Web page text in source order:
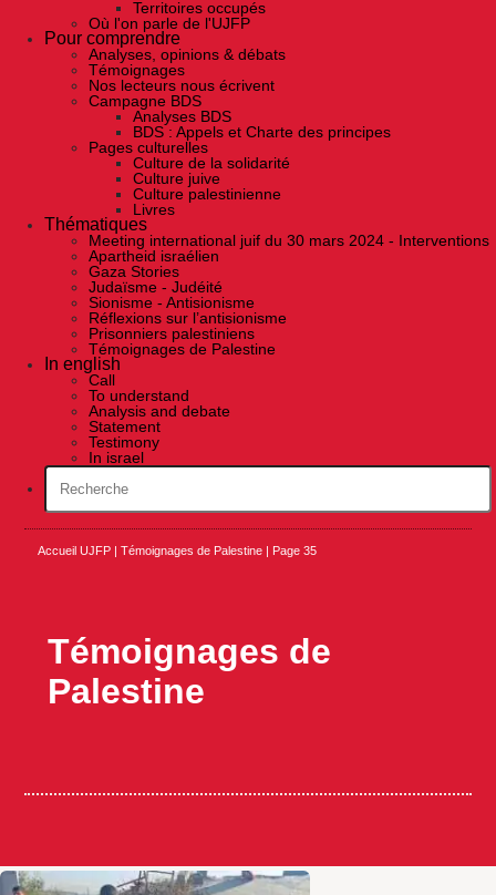
Territoires occupés
Où l'on parle de l'UJFP
Pour comprendre
Analyses, opinions & débats
Témoignages
Nos lecteurs nous écrivent
Campagne BDS
Analyses BDS
BDS : Appels et Charte des principes
Pages culturelles
Culture de la solidarité
Culture juive
Culture palestinienne
Livres
Thématiques
Meeting international juif du 30 mars 2024 - Interventions
Apartheid israélien
Gaza Stories
Judaïsme - Judéité
Sionisme - Antisionisme
Réflexions sur l’antisionisme
Prisonniers palestiniens
Témoignages de Palestine
In english
Call
To understand
Analysis and debate
Statement
Testimony
In israel
Accueil UJFP| Témoignages de Palestine| Page 35
Témoignages de
Palestine